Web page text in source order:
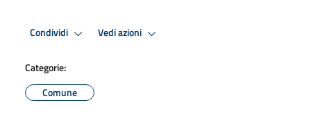
Condividi Vedi azioni
Categorie:
Comune